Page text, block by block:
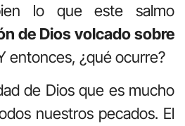
lo que este salmo
de Dios volcado sobre
entonces, ¿qué ocurre?
de Dios que es mucho
nuestros pecados. El